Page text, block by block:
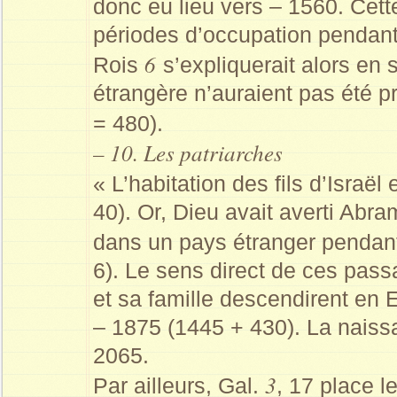
donc eu lieu vers – 1560.
périodes d’occupation
Rois 6 s’expliquerait alors en
étrangère n’auraient pas été
= 480).
– 10. Les patriarches
« L’habitation des fils
40). Or, Dieu avait averti
dans un pays étranger
6). Le sens direct de ces
et sa famille descendirent en
– 1875 (1445 + 430). La
2065.
Par ailleurs, Gal. 3, 17 place